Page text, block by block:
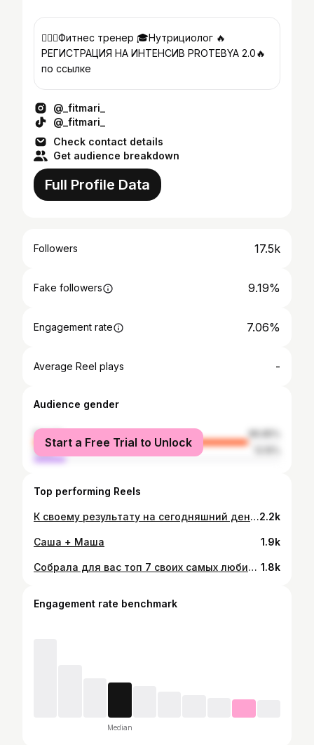
🧘🏻‍♀️Фитнес тренер 🎓Нутрициолог 🔥
РЕГИСТРАЦИЯ НА ИНТЕНСИВ PROTEBYA 2.0🔥
по ссылке
@_fitmari_
@_fitmari_
Check contact details
Get audience breakdown
Full Profile Data
Followers 17.5k
Fake followers 9.19%
Engagement rate 7.06%
Average Reel plays -
Audience gender
female
male
Start a Free Trial to Unlock
Top performing Reels
К своему результату на сегодняшний день я пришла благодаря своей же работе. Я ни разу не пожалела, что реализовала идею собрать в одну команду таких же сильных и целеустремлённых девушек. Вместе мы уже полгода идём к своей цели 💪🏼 и у нас классно получается!2.2k
Саша + Маша 1.9k
Собрала для вас топ 7 своих самых любимых упражнений на пресс. Не забывайте ставить❤️ и сохранять. Укрепляем мышцы живота: 💥Подъем корпуса. Упражнение можно выполнять с гантелей. 20-25 раз 💥Складка. Вариант более упрощенный, так как от классической складки у меня болит поясница. 15 раз 💥Ножницы. Максимальная амплитуда выполнения упражнения. 30 раз 💥Динамическая планка. Не допускайте прогиба в пояснице и расслабленного живота. 10 раз 💥Попеременное касание ног в планке. Важно после касания вернуться в исходную позицию параллельно полу. По 10 касаний каждой ноги 💥Скалолаз. Выполняем упражнение со скручиванием бёдер. 30 раз 💥Классическая планка. Выполняем упражнение на прямых руках. Стоим не менее 30 секунд Выполняем упражнения в формате круговой тренировки. 3-4 круга. Между упражнениями отдых 10 секунд. Между кругами отдых 1,5-2 минуты. Спасибо @platinumfit68 за нереально крутое фитнес пространство и кончено же @fedor_artefakt , который всегда «ЗА» любой мой кипиш☝🏼 1.8k
Engagement rate benchmark
Median